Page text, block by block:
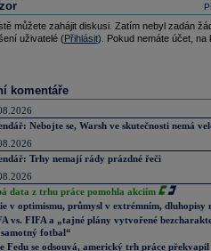
můžete zahájit diskusi. Zatím nebyl zadán
uživatelé (Přihlásit). Pokud nemáte účet, na
komentáře
Nebojte se, Warsh ve skutečnosti nemá
Trhy nemají rády prázdné řeči
data z trhu práce pomohla akciím
v optimismu, průmysl v extrémním, dluhopisy
vs. FIFA a „tajné plány vytvořené
fotbal“
Fedu se odsouvá, americký trh práce